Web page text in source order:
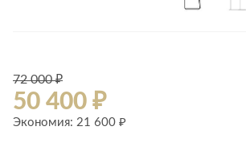
72 000 ₽
50 400 ₽
Экономия: 21 600 ₽